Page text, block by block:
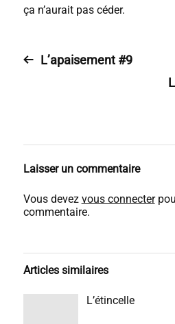
ça n’aurait pas céder.
L’apaisement #9
Laisser un commentaire
Vous devez vous connecter
commentaire.
Articles similaires
L’étincelle